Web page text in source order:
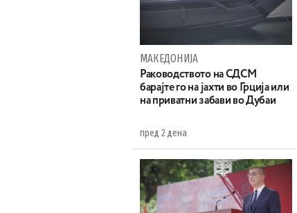
МАКЕДОНИЈА
Раководството на СДСМ
барајте го на јахти во Грција или
на приватни забави во Дубаи
пред 2 дена